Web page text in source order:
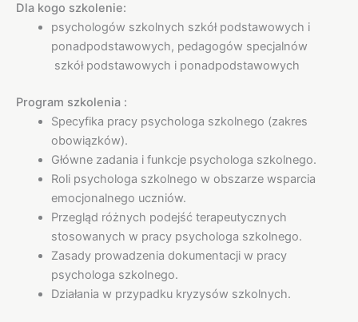
Dla kogo szkolenie:
psychologów szkolnych szkół podstawowych i
ponadpodstawowych, pedagogów specjalnów
szkół podstawowych i ponadpodstawowych
Program szkolenia :
Specyfika pracy psychologa szkolnego (zakres
obowiązków).
Główne zadania i funkcje psychologa szkolnego.
Roli psychologa szkolnego w obszarze wsparcia
emocjonalnego uczniów.
Przegląd różnych podejść terapeutycznych
stosowanych w pracy psychologa szkolnego.
Zasady prowadzenia dokumentacji w pracy
psychologa szkolnego.
Działania w przypadku kryzysów szkolnych.